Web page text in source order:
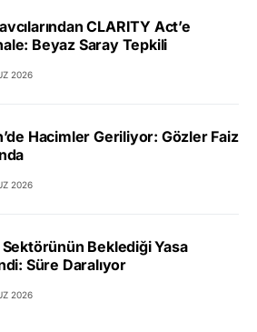
CLARITY Act’e
Beyaz Saray Tepkili
2026
Hacimler Geriliyor: Gözler Faiz
2026
Beklediği Yasa
Süre Daralıyor
2026